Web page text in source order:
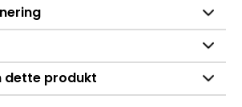
dette produkt